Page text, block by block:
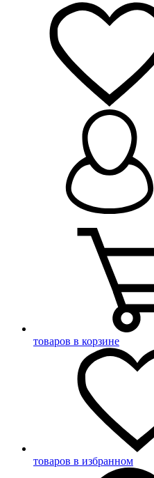
товаров в корзине
товаров в избранном